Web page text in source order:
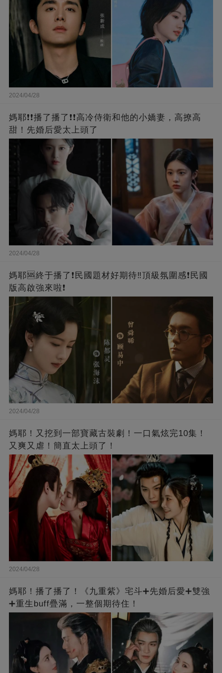
2024/04/28
媽耶❗❗播了播了❗❗高冷侍衛和他的小嬌妻，高撩高
甜！先婚后愛太上頭了
2024/04/28
媽耶🆘終于播了❗️民國題材好期待‼️頂級氛圍感❗️民國
版高啟強來啦❗
2024/04/28
媽耶！又挖到一部寶藏古裝劇！一口氣炫完10集！
又爽又虐！簡直太上頭了！
2024/04/28
媽耶！播了播了！《九重紫》宅斗➕先婚后愛➕雙強
➕重生buff疊滿，一整個期待住！